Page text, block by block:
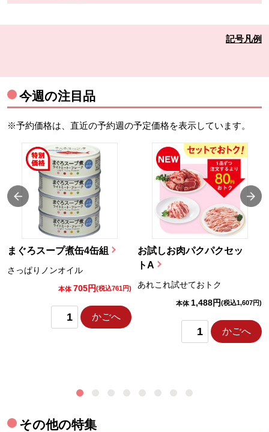
記号凡例
今週の注目品
※予約価格は、直近の予約週の予定価格を表示しています。
まぐろスープ煮缶4缶組
さっぱりノンオイル
本体 705円(税込761円)
かごへ
お試しお肉パクパクセッ
トA
あれこれ試せておトク
本体 1,488円(税込1,607円)
かごへ
その他の特集